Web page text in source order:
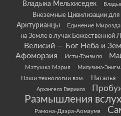
Владыка Мельхиседек
Внеземные Цивилизации для
Арктурианцы
Единение
на Земле в лучах Божественной
Велисий — Бог Неба и
Афоморзия
Исти-Танзиля
Матушка Мария Милузина-
Наши технологии вам.
Наталья
Архангела Гавриила
Размышления
Рамона-Даэра-Аомаумя